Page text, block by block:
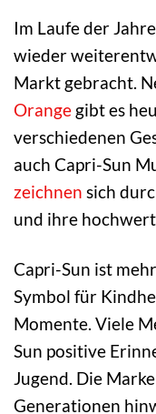
Im Laufe der
wieder
Markt gebracht.
Orange gibt es
verschiedenen
auch Capri-Sun
zeichnen sich
und ihre
Capri-Sun ist
Symbol für
Momente. Viele
Sun positive
Jugend. Die
Generationen